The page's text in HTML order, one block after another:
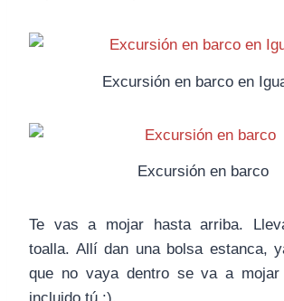
Excursión en barco en
Excursión en barco
Te vas a mojar hasta arriba.
toalla. Allí dan una bolsa estanca,
que no vaya dentro se va a mojar